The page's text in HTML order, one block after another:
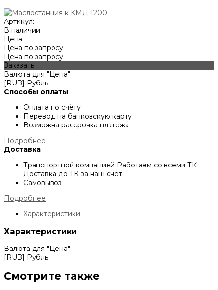
Артикул:
В наличии
Цена
Цена по запросу
Цена по запросу
Заказать
Валюта для "Цена"
[RUB] Рубль;
Способы оплаты
Оплата по счёту
Перевод на банковскую карту
Возможна рассрочка платежа
Подробнее
Доставка
Транспортной компанией Работаем со всеми ТК
Доставка до ТК за наш счёт
Самовывоз
Подробнее
Характеристики
Характеристики
Валюта для "Цена"
[RUB] Рубль
Смотрите также